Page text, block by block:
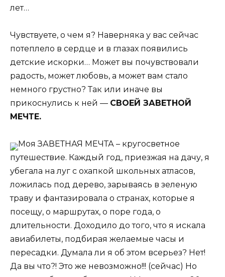
лет…
Чувствуете, о чем я? Наверняка у вас сейчас
потеплело в сердце и в глазах появились
детские искорки… Может вы почувствовали
радость, может любовь, а может вам стало
немного грустно? Так или иначе вы
прикоснулись к ней — СВОЕЙ ЗАВЕТНОЙ
МЕЧТЕ.
Моя ЗАВЕТНАЯ МЕЧТА – кругосветное
путешествие. Каждый год, приезжая на дачу, я
убегала на луг с охапкой школьных атласов,
ложилась под дерево, зарываясь в зеленую
траву и фантазировала о странах, которые я
посещу, о маршрутах, о поре года, о
длительности. Доходило до того, что я искала
авиабилеты, подбирая желаемые часы и
пересадки. Думала ли я об этом всерьез? Нет!
Да вы что?! Это же невозможно!!! (сейчас) Но